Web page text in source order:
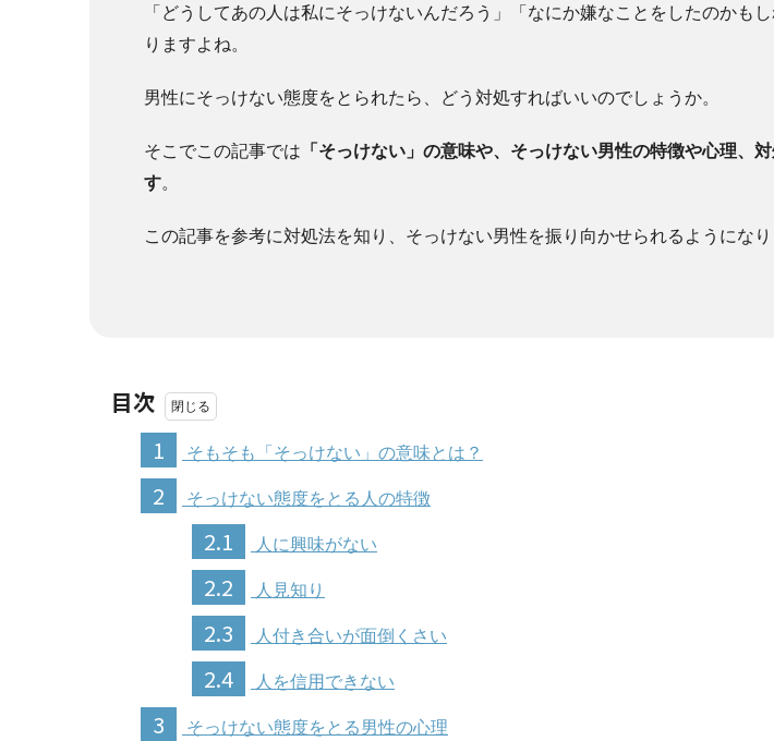
「どうしてあの人は私にそっけないんだろう」「なにか嫌なことをしたのかも
りますよね。
男性にそっけない態度をとられたら、どう対処すればいいのでしょうか。
そこでこの記事では 「そっけない」の意味や、そっけない男性の特徴や心理、
す。
この記事を参考に対処法を知り、そっけない男性を振り向かせられるようになり
目次
1
そもそも「そっけない」の意味とは？
2 そっけない態度をとる人の特徴
2.1 人に興味がない
2.2 人見知り
2.3 人付き合いが面倒くさい
2.4 人を信用できない
3 そっけない態度をとる男性の心理